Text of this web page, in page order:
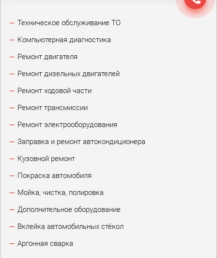
Техническое обслуживание ТО
Компьютерная диагностика
Ремонт двигателя
Ремонт дизельных двигателей
Ремонт ходовой части
Ремонт трансмиссии
Ремонт электрооборудования
Заправка и ремонт автокондиционера
Кузовной ремонт
Покраска автомобиля
Мойка, чистка, полировка
Дополнительное оборудование
Вклейка автомобильных стёкол
Аргонная сварка